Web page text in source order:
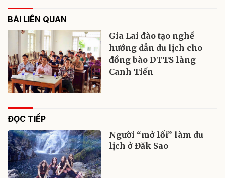
BÀI LIÊN QUAN
Gia Lai đào tạo nghề
hướng dẫn du lịch cho
đồng bào DTTS làng
Canh Tiến
ĐỌC TIẾP
Người “mở lối” làm du
lịch ở Đăk Sao